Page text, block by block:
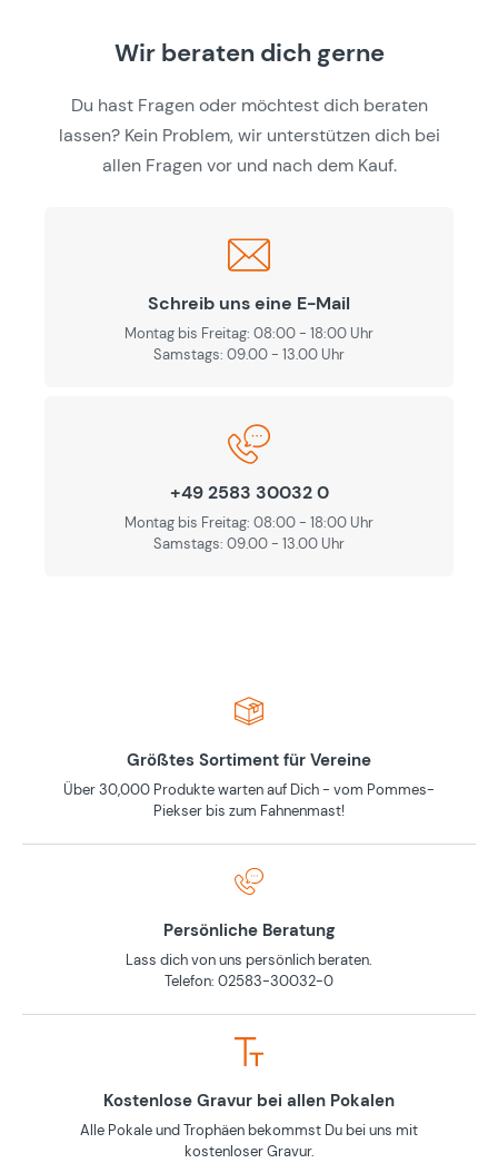
Wir beraten dich gerne
Du hast Fragen oder möchtest dich beraten
lassen? Kein Problem, wir unterstützen dich bei
allen Fragen vor und nach dem Kauf.
Schreib uns eine E-Mail
Montag bis Freitag: 08:00 - 18:00 Uhr
Samstags: 09.00 - 13.00 Uhr
+49 2583 30032 0
Montag bis Freitag: 08:00 - 18:00 Uhr
Samstags: 09.00 - 13.00 Uhr
Größtes Sortiment für Vereine
Über 30,000 Produkte warten auf Dich - vom Pommes-
Piekser bis zum Fahnenmast!
Persönliche Beratung
Lass dich von uns persönlich beraten.
Telefon: 02583-30032-0
Kostenlose Gravur bei allen Pokalen
Alle Pokale und Trophäen bekommst Du bei uns mit
kostenloser Gravur.